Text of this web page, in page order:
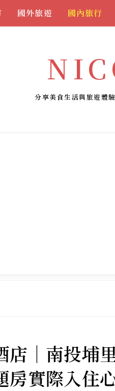
國外旅遊 國內旅行
分享美食生活與旅遊體
店｜南投埔
房實際入住